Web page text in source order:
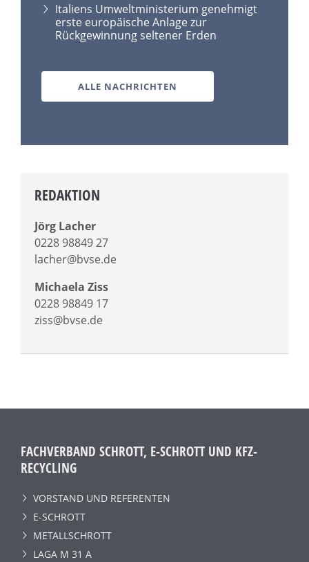
Italiens Umweltministerium genehmigt
erste europäische Anlage zur
Rückgewinnung seltener Erden
ALLE NACHRICHTEN
REDAKTION
Jörg Lacher
0228 98849 27
lacher@bvse.de
Michaela Ziss
0228 98849 17
ziss@bvse.de
FACHVERBAND SCHROTT, E-SCHROTT UND KFZ-
RECYCLING
VORSTAND UND REFERENTEN
E-SCHROTT
METALLSCHROTT
LAGA M 31 A